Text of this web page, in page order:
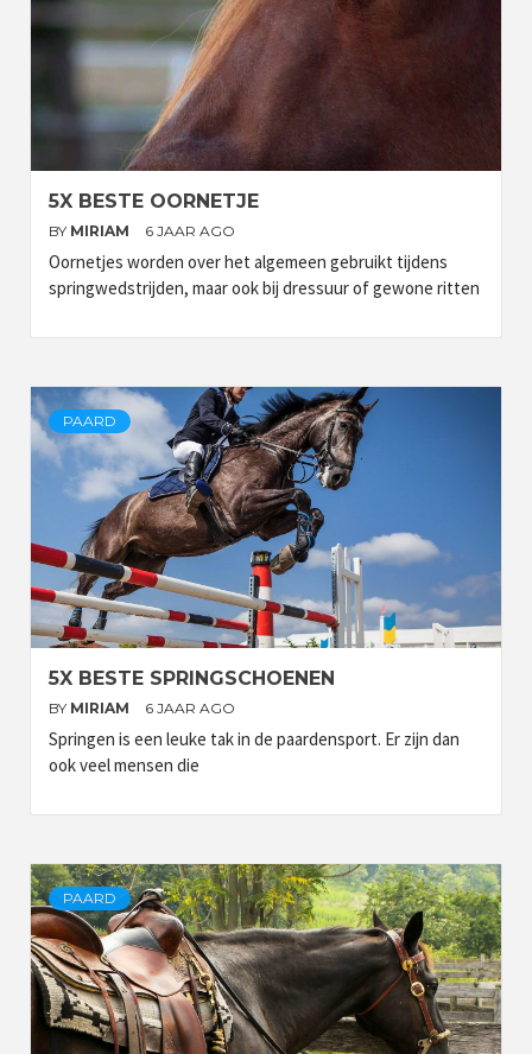
5X BESTE OORNETJE
BY MIRIAM 6 JAAR AGO
Oornetjes worden over het algemeen gebruikt tijdens
springwedstrijden, maar ook bij dressuur of gewone ritten
PAARD
5X BESTE SPRINGSCHOENEN
BY MIRIAM 6 JAAR AGO
Springen is een leuke tak in de paardensport. Er zijn dan
ook veel mensen die
PAARD